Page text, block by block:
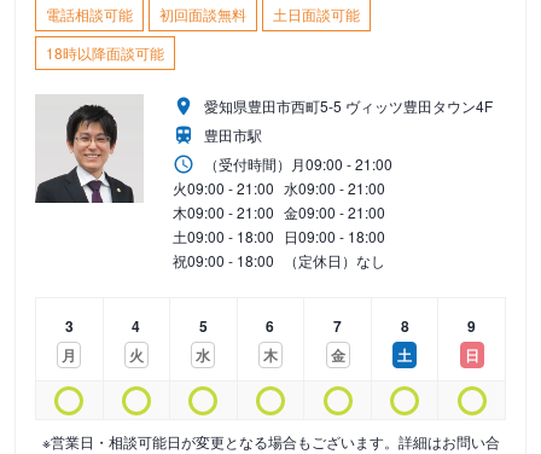
電話相談可能 初回面談無料
土日面談可能
18時以降面談可能
愛知県豊田市西町5-5 ヴィッツ豊田タウン4F
豊田市駅
（受付時間） 月09:00 - 21:00
火09:00 - 21:00 水09:00 - 21:00
木09:00 - 21:00 金09:00 - 21:00
土09:00 - 18:00 日09:00 - 18:00
祝09:00 - 18:00 （定休日）なし
3
月
4
火
5
水
6
木
7
金
8
土
9
日
※営業日・相談可能日が変更となる場合もございます。詳細はお問い合